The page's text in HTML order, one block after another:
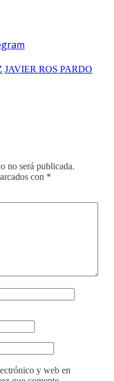
JAVIER ROS PARDO
no será publicada.
con *
y web en